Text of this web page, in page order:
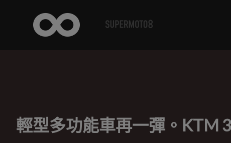
輕型多功能車再一彈。KTM